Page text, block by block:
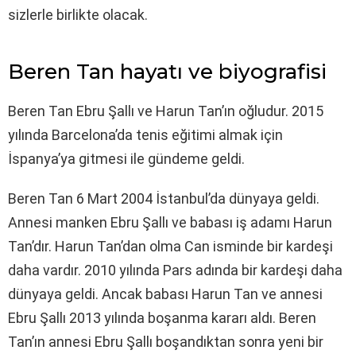
sizlerle birlikte olacak.
Beren Tan hayatı ve biyografisi
Beren Tan Ebru Şallı ve Harun Tan’ın oğludur. 2015
yılında Barcelona’da tenis eğitimi almak için
İspanya’ya gitmesi ile gündeme geldi.
Beren Tan 6 Mart 2004 İstanbul’da dünyaya geldi.
Annesi manken Ebru Şallı ve babası iş adamı Harun
Tan’dır. Harun Tan’dan olma Can isminde bir kardeşi
daha vardır. 2010 yılında Pars adında bir kardeşi daha
dünyaya geldi. Ancak babası Harun Tan ve annesi
Ebru Şallı 2013 yılında boşanma kararı aldı. Beren
Tan’ın annesi Ebru Şallı boşandıktan sonra yeni bir